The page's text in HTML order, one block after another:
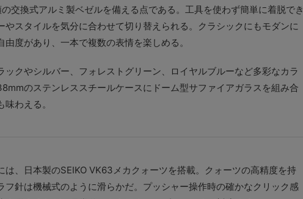
交換式アルミ製ベゼルを備える点である。工具を使わず簡単に着脱でき
やスタイルを気分に合わせて切り替えられる。クラシックにもモダンに
由度があり、一本で複数の表情を楽しめる。
ックやシルバー、フォレストグリーン、ロイヤルブルーなど多彩なカラ
のステンレススチールケースにドーム型サファイアガラスを組み合
わえる。
は、日本製のSEIKO VK63メカクォーツを搭載。クォーツの高精度を持
フ針は機械式のように滑らかだ。プッシャー操作時の確かなクリック感